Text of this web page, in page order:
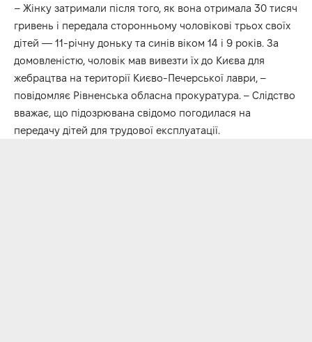
– Жінку затримали після того, як вона отримала 30 тисяч
гривень і передала сторонньому чоловікові трьох своїх
дітей — 11-річну доньку та синів віком 14 і 9 років. За
домовленістю, чоловік мав вивезти їх до Києва для
жебрацтва на території Києво-Печерської лаври, –
повідомляє Рівненська обласна прокуратура. – Слідство
вважає, що підозрювана свідомо погодилася на
передачу дітей для трудової експлуатації.